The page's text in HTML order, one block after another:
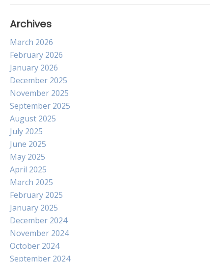
Archives
March 2026
February 2026
January 2026
December 2025
November 2025
September 2025
August 2025
July 2025
June 2025
May 2025
April 2025
March 2025
February 2025
January 2025
December 2024
November 2024
October 2024
September 2024